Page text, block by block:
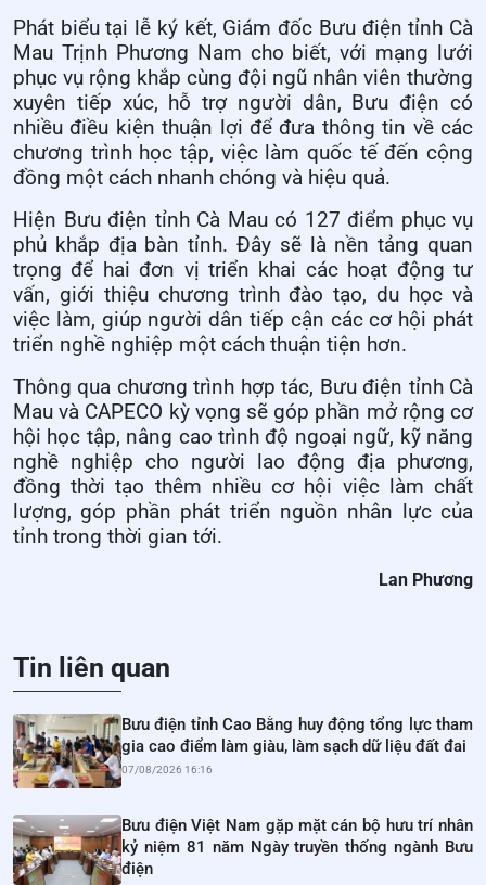
Phát biểu tại lễ ký kết, Giám đốc Bưu điện tỉnh Cà
Mau Trịnh Phương Nam cho biết, với mạng lưới
phục vụ rộng khắp cùng đội ngũ nhân viên thường
xuyên tiếp xúc, hỗ trợ người dân, Bưu điện có
nhiều điều kiện thuận lợi để đưa thông tin về các
chương trình học tập, việc làm quốc tế đến cộng
đồng một cách nhanh chóng và hiệu quả.
Hiện Bưu điện tỉnh Cà Mau có 127 điểm phục vụ
phủ khắp địa bàn tỉnh. Đây sẽ là nền tảng quan
trọng để hai đơn vị triển khai các hoạt động tư
vấn, giới thiệu chương trình đào tạo, du học và
việc làm, giúp người dân tiếp cận các cơ hội phát
triển nghề nghiệp một cách thuận tiện hơn.
Thông qua chương trình hợp tác, Bưu điện tỉnh Cà
Mau và CAPECO kỳ vọng sẽ góp phần mở rộng cơ
hội học tập, nâng cao trình độ ngoại ngữ, kỹ năng
nghề nghiệp cho người lao động địa phương,
đồng thời tạo thêm nhiều cơ hội việc làm chất
lượng, góp phần phát triển nguồn nhân lực của
tỉnh trong thời gian tới.
Lan Phương
Tin liên quan
Bưu điện tỉnh Cao Bằng huy động tổng lực tham
gia cao điểm làm giàu, làm sạch dữ liệu đất đai
07/08/2026 16:16
Bưu điện Việt Nam gặp mặt cán bộ hưu trí nhân
kỷ niệm 81 năm Ngày truyền thống ngành Bưu
điện